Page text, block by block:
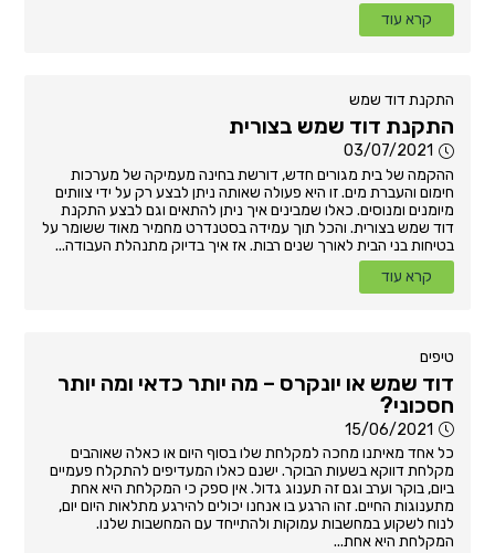
קרא עוד
התקנת דוד שמש
התקנת דוד שמש בצורית
03/07/2021
ההקמה של בית מגורים חדש, דורשת בחינה מעמיקה של מערכות
חימום והעברת מים. זו היא פעולה שאותה ניתן לבצע רק על ידי צוותים
מיומנים ומנוסים. כאלו שמבינים איך ניתן להתאים וגם לבצע התקנת
דוד שמש בצורית. והכל תוך עמידה בסטנדרט מחמיר מאוד ששומר על
בטיחות בני הבית לאורך שנים רבות. אז איך בדיוק מתנהלת העבודה...
קרא עוד
טיפים
דוד שמש או יונקרס – מה יותר כדאי ומה יותר
חסכוני?
15/06/2021
כל אחד מאיתנו מחכה למקלחת שלו בסוף היום או כאלה שאוהבים
מקלחת דווקא בשעות הבוקר. ישנם כאלו המעדיפים להתקלח פעמיים
ביום, בוקר וערב וגם זה תענוג גדול. אין ספק כי המקלחת היא אחת
מתענוגות החיים. זהו הרגע בו אנחנו יכולים להירגע מתלאות היום יום,
לנוח לשקוע במחשבות עמוקות ולהתייחד עם המחשבות שלנו.
המקלחת היא אחת...